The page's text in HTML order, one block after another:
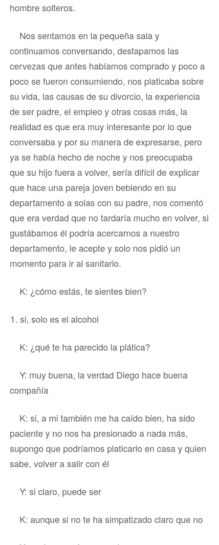
hombre solteros.
Nos sentamos en la pequeña sala y
continuamos conversando, destapamos las
cervezas que antes habíamos comprado y poco a
poco se fueron consumiendo, nos platicaba sobre
su vida, las causas de su divorcio, la experiencia
de ser padre, el empleo y otras cosas más, la
realidad es que era muy interesante por lo que
conversaba y por su manera de expresarse, pero
ya se había hecho de noche y nos preocupaba
que su hijo fuera a volver, sería difícil de explicar
que hace una pareja joven bebiendo en su
departamento a solas con su padre, nos comentó
que era verdad que no tardaría mucho en volver, si
gustábamos él podría acercarnos a nuestro
departamento, le acepte y solo nos pidió un
momento para ir al sanitario.
K: ¿cómo estás, te sientes bien?
si, solo es el alcohol
K: ¿qué te ha parecido la plática?
Y: muy buena, la verdad Diego hace buena
compañía
K: si, a mi también me ha caído bien, ha sido
paciente y no nos ha presionado a nada más,
supongo que podríamos platicarlo en casa y quien
sabe, volver a salir con él
Y: si claro, puede ser
K: aunque si no te ha simpatizado claro que no